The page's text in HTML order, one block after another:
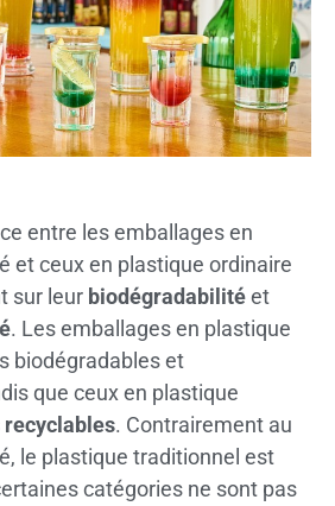
entre les emballages en
et ceux en plastique ordinaire
sur leur biodégradabilitéet
. Les emballages en plastique
biodégradables et
que ceux en plastique
recyclables. Contrairement au
le plastique traditionnel est
catégories ne sont pas